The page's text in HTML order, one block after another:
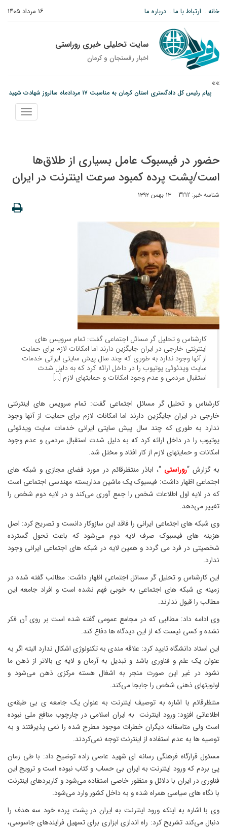
۱۶ مرداد ۱۴۰۵ خانه ارتباط با ما درباره ما
سایت تحلیلی خبری روراستی
اخبار رفسنجان و كرمان
پیام رئیس کل دادگستری استان کرمان به مناسبت ۱۷ مردادماه سالروز شهادت شهید
نمایش
منو
حضور در فیسبوک عامل بسیاری از طلاق‌ها
است/پشت پرده کمبود سرعت اینترنت در ایران
شناسه خبر: 3212 ۱۳ بهمن ۱۳۹۲
کارشناس و تحلیل گر مسائل اجتماعی گفت: تمام سرویس های
اینترنتی خارجی در ایران جایگزین دارند اما امکانات لازم برای حمایت
از آنها وجود ندارد به طوری که چند سال پیش سایتی ایرانی خدمات
سایت ویدئوئی یوتیوب را در داخل ارائه کرد که به دلیل شدت
استقبال مردمی و عدم وجود امکانات و حمایتهای لازم […]
کارشناس و تحلیل گر مسائل اجتماعی گفت: تمام سرویس های اینترنتی
خارجی در ایران جایگزین دارند اما امکانات لازم برای حمایت از آنها وجود
ندارد به طوری که چند سال پیش سایتی ایرانی خدمات سایت ویدئوئی
یوتیوب را در داخل ارائه کرد که به دلیل شدت استقبال مردمی و عدم وجود
امکانات و حمایتهای لازم از کار افتاد و مختل شد.
به گزارش “روراستی “، اباذر منتظرقائم در مورد فضای مجازی و شبکه های
اجتماعی اظهار داشت: فیسبوک یک ماشین مداربسته مهندسی اجتماعی است
که در لایه اول اطلاعات شخص را جمع آوری می‌کند و در لایه دوم شخص را
تغییر می‌دهد.
وی شبکه های اجتماعی ایرانی را فاقد این سازوکار دانست و تصریح کرد: اصل
هزینه های فیسبوک صرف لایه دوم می‌شود که باعث تحول گسترده
شخصیتی در فرد می گردد و همین لایه در شبکه های اجتماعی ایرانی وجود
ندارد.
این کارشناس و تحلیل گر مسائل اجتماعی اظهار داشت: مطالب گفته شده در
زمینه ی شبکه های اجتماعی به خوبی فهم نشده است و افراد جامعه این
مطالب را قبول ندارند.
وی ادامه داد: مطالبی که در مجامع عمومی گفته شده است بر روی آن فکر
نشده و کسی نیست که از این دیدگاه ها دفاع کند.
این استاد دانشگاه تایید کرد: علاقه مندی به تکنولوژی اشکال ندارد البته اگر به
عنوان یک علم و فناوری باشد و تبدیل به آرمان و لایه ی بالاتر از ذهن ما
نشود در غیر این صورت منجر به اشغال هسته مرکزی ذهن می‌شود و
اولویتهای ذهنی شخص را جابجا می‌کند.
منتظرقائم با اشاره به توصیف اینترنت به عنوان یک جامعه ی بی طبقه‌ی
اطلاعاتی افزود: ورود اینترنت به ایران اسلامی در چارچوب منافع ملی نبوده
است ولی متاسفانه دیگران خطرات موجود مطرح شده را نمی پذیرفتند و به
توصیه ها به عدم استفاده از اینترنت توجه نمی‌کردند.
مسئول قرارگاه فرهنگی رسانه ‌ای شهید عاصی‌ زاده توضیح داد: با طی زمان
پی بردم که ورود اینترنت به ایران بی حساب و کتاب نبوده است و ترویج این
فناوری در ایران با دلائل و منظور خاصی استفاده می‌شود و کاربردهای اینترنت
با نگاه های سیاسی همراه شده و به داخل کشور وارد می‌شود.
وی با اشاره به اینکه ورود اینترنت به ایران در پشت پرده خود سه هدف را
دنبال می‌کند تشریح کرد: راه اندازی ابزاری برای تسهیل فرایندهای جاسوسی،